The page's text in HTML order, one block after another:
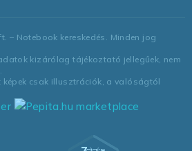
– Notebook kereskedés. Minden jog
kizárólag tájékoztató jellegűek, nem
képek csak illusztrációk, a valóságtól
marketplace